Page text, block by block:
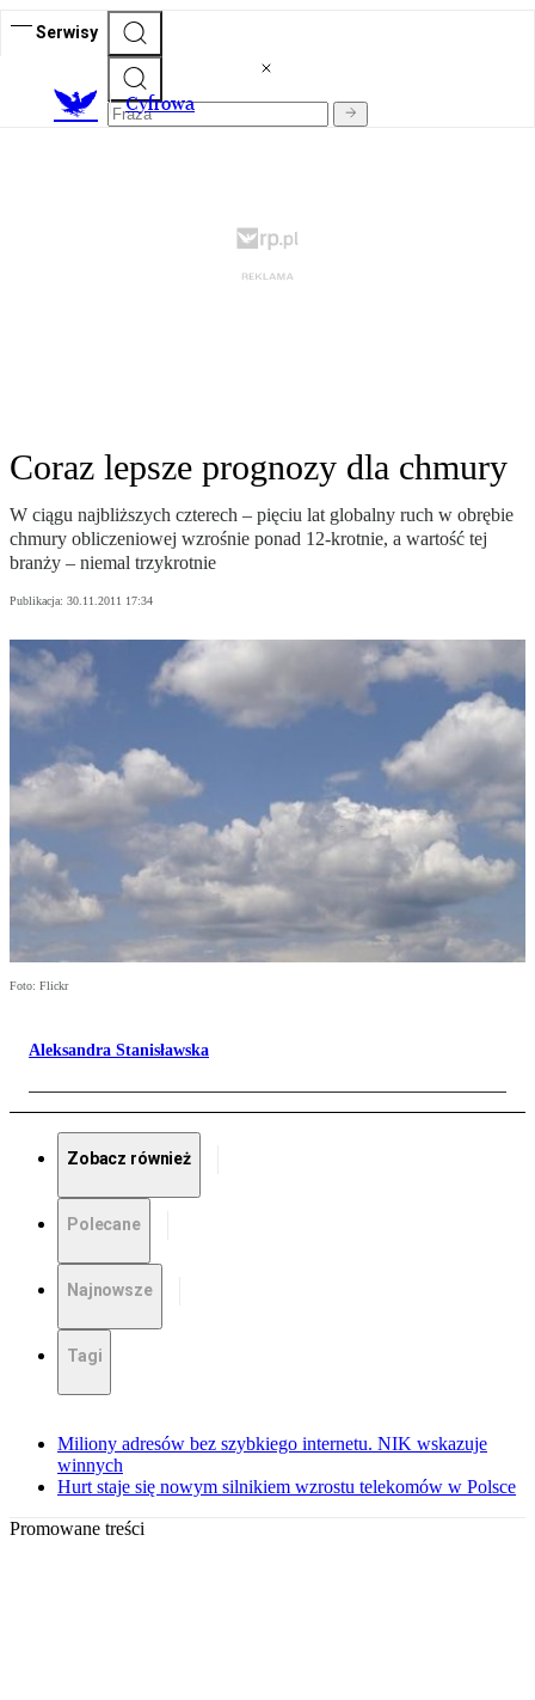
Serwisy
Cyfrowa
Coraz lepsze prognozy dla chmury
W ciągu najbliższych czterech – pięciu lat globalny ruch w obrębie
chmury obliczeniowej wzrośnie ponad 12-krotnie, a wartość tej
branży – niemal trzykrotnie
Publikacja: 30.11.2011 17:34
Foto: Flickr
Aleksandra Stanisławska
Zobacz również
Polecane
Najnowsze
Tagi
Miliony adresów bez szybkiego internetu. NIK wskazuje
winnych
Hurt staje się nowym silnikiem wzrostu telekomów w Polsce
Promowane treści